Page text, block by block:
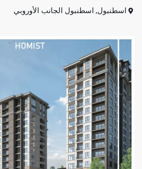
اسطنبول, اسطنبول الجانب الأوروبي